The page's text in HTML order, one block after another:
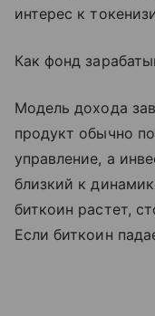
интерес к
Как фонд
Модель дохода
продукт обычно
управление, а
близкий к
биткоин растет,
Если биткоин